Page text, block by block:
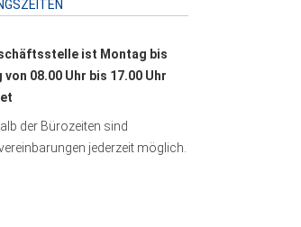
ist Montag bis
von 08.00 Uhr bis 17.00 Uhr
der Bürozeiten sind
jederzeit möglich.